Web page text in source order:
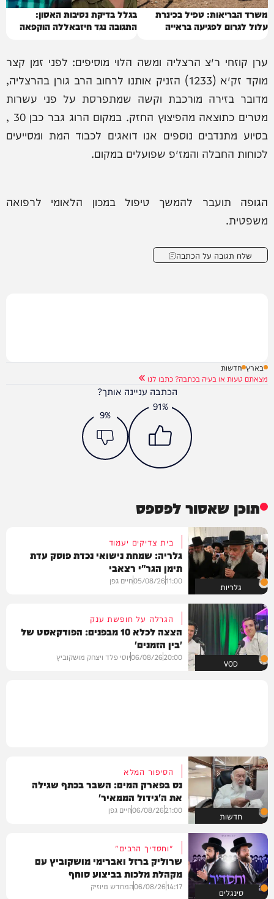
משרד הבריאות: טפיל בכינרת
עלול לגרום לפגיעה בראייה
בגלל בדיקת נסיבות האסון:
התגובה נגד חיזבאללה הוקפאה
ערן קוזחי ר״צ הרצליה ומשה הלוי מוסיפים: לפני זמן קצר
מוקד זק״א (1233) הזניק אותנו לרחוב הרב גורן בהרצליה,
מדובר בזירה מורכבת וקשה שמתפרסת על פני עשרות
מטרים כתוצאה מהפיצוץ החזק. במקום הרוג גבר כבן 30 ,
בסיוע מתנדבים נוספים אנו דואגים לכבוד המת ומסייעים
לכוחות החבלה והמז״פ שפועלים במקום.
הגופה תועבר להמשך טיפול במכון הלאומי לרפואה
משפטית.
שלח תגובה על הכתבה
בארץ חדשות
מצאתם טעות או בעיה בכתבה? כתבו לנו
הכתבה עניינה אותך?
91%
9%
תוכן שאסור לפספס
גלריות
בית צדיקים יעמוד
גלריה: שמחת נישואי נכדת פוסק עדת
תימן הגר"י רצאבי
11:00
05/08/26חיים גפן
VOD
הגרלה על חופשת ענק
הצצה לכלא 10 מבפנים: הפודקאסט של
'בין הזמנים'
20:00
06/08/26יוסי פלד ויצחק מושקוביץ
חדשות
הסיפור המלא
נס בפארק המים: השבר בכתף שגילה
את ה'גידול הממאיר'
21:00
06/08/26חיים גפן
סינגלים
"וחסדיך הרבים"
שרוליק ברזל ואברימי מושקוביץ עם
מקהלת מלכות בביצוע סוחף
14:17
06/08/26המחדש מיוזיק